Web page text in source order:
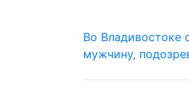
Во Владивостоке
мужчину,